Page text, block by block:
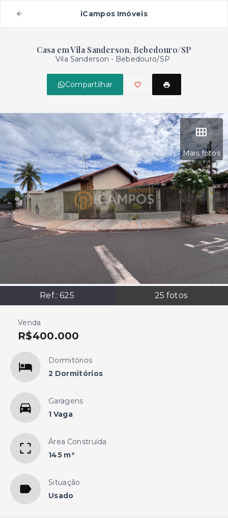
iCampos Imóveis
Casa em Vila Sanderson, Bebedouro/SP
Vila Sanderson - Bebedouro/SP
Compartilhar
Mais fotos
Ref.:625 25 fotos
Venda
R$400.000
Dormitórios
2 Dormitórios
Garagens
1 Vaga
Área Construída
145 m²
Situação
Usado